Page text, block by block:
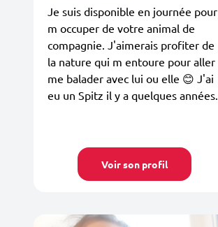
Je suis disponible en journée pour
m occuper de votre animal de
compagnie. J'aimerais profiter de
la nature qui m entoure pour aller
me balader avec lui ou elle 😊 J'ai
eu un Spitz il y a quelques années.
Voir son profil